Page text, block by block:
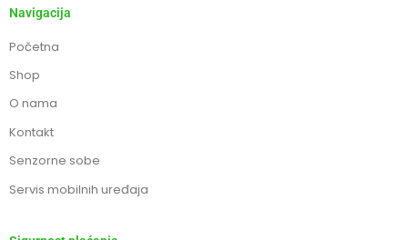
Navigacija
Početna
Shop
O nama
Kontakt
Senzorne sobe
Servis mobilnih uređaja